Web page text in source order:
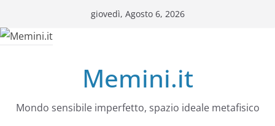
al
contenuto
giovedì, Agosto 6, 2026
Memini.it
Mondo sensibile imperfetto, spazio ideale metafisico